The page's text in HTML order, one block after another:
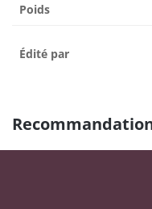
Poids
Édité par